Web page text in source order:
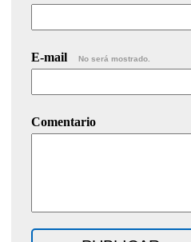
E-mail No será mostrado.
Comentario